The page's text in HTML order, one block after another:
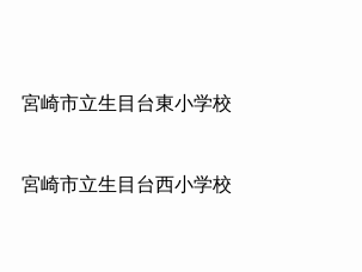
宮崎市立生目台東小学校
宮崎市立生目台西小学校